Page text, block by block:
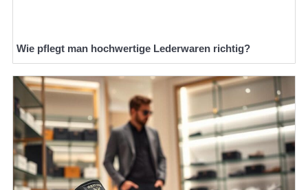
Wie pflegt man hochwertige Lederwaren richtig?